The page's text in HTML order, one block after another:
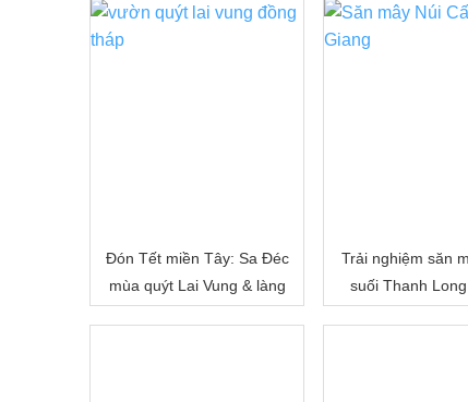
Đón Tết miền Tây: Sa Đéc
mùa quýt Lai Vung & làng
Trải nghiệm săn
suối Thanh